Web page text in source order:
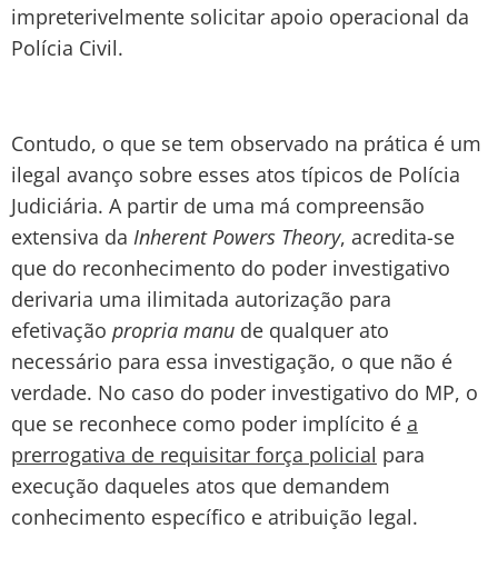
impreterivelmente solicitar apoio operacional da
Polícia Civil.
Contudo, o que se tem observado na prática é um
ilegal avanço sobre esses atos típicos de Polícia
Judiciária. A partir de uma má compreensão
extensiva da Inherent Powers Theory, acredita-se
que do reconhecimento do poder investigativo
derivaria uma ilimitada autorização para
efetivação propria manu de qualquer ato
necessário para essa investigação, o que não é
verdade. No caso do poder investigativo do MP, o
que se reconhece como poder implícito é a
prerrogativa de requisitar força policial para
execução daqueles atos que demandem
conhecimento específico e atribuição legal.